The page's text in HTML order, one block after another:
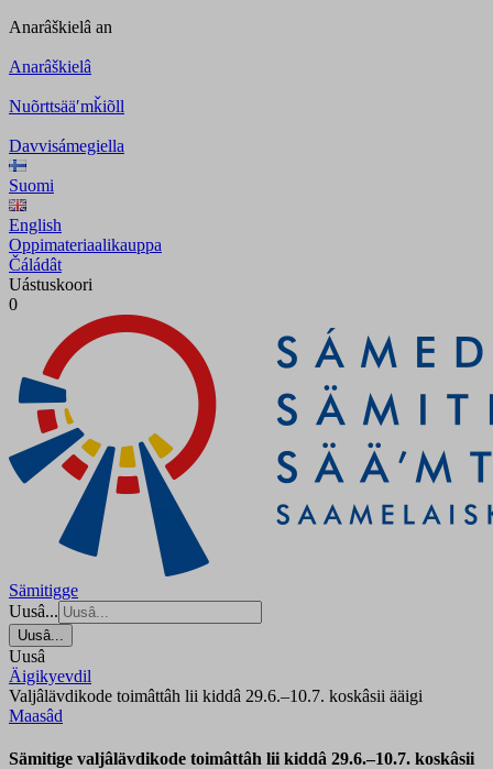
Anarâškielâ an
Anarâškielâ
Nuõrttsääʹmǩiõll
Davvisámegiella
Suomi
English
Oppimateriaalikauppa
Čáládât
Uástuskoori
0
Sämitigge
Uusâ...
Uusâ...
Uusâ
Äigikyevdil
Valjâlävdikode toimâttâh lii kiddâ 29.6.–10.7. koskâsii ääigi
Maasâd
Sämitige valjâlävdikode toimâttâh lii kiddâ 29.6.–10.7. koskâsii